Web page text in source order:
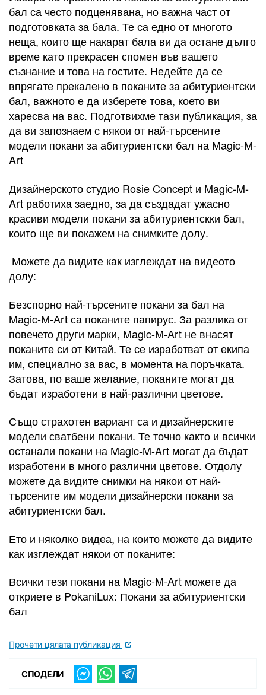
бал са често подценявана, но важна част от
подготовката за бала. Те са едно от многото
неща, които ще накарат бала ви да остане дълго
време като прекрасен спомен във вашето
съзнание и това на гостите. Недейте да се
впрягате прекалено в поканите за абитуриентски
бал, важното е да изберете това, което ви
харесва на вас. Подготвихме тази публикация, за
да ви запознаем с някои от най-търсените
модели покани за абитуриентски бал на Magic-M-
Art
Дизайнерското студио Rosie Concept и Magic-M-
Art работиха заедно, за да създадат ужасно
красиви модели покани за абитуриентскки бал,
които ще ви покажем на снимките долу.
Можете да видите как изглеждат на видеото
долу:
Безспорно най-търсените покани за бал на
Magic-M-Art са поканите папирус. За разлика от
повечето други марки, Magic-M-Art не внасят
поканите си от Китай. Те се изработват от екипа
им, специално за вас, в момента на поръчката.
Затова, по ваше желание, поканите могат да
бъдат изработени в най-различни цветове.
Също страхотен вариант са и дизайнерските
модели сватбени покани. Те точно както и всички
останали покани на Magic-M-Art могат да бъдат
изработени в много различни цветове. Отдолу
можете да видите снимки на някои от най-
търсените им модели дизайнерски покани за
абитуриентски бал.
Ето и няколко видеа, на които можете да видите
как изглеждат някои от поканите:
Всички тези покани на Magic-M-Art можете да
откриете в PokaniLux: Покани за абитуриентски
бал
Прочети цялата публикация
СПОДЕЛИ